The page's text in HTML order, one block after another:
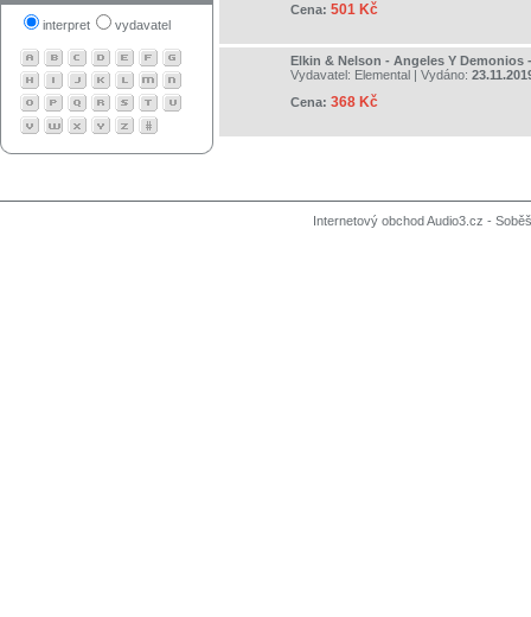
interpret vydavatel
Cena: 501 Kč
Elkin & Nelson - Angeles Y Demonios
Vydavatel: Elemental | Vydáno:
Cena: 368 Kč
Internetový obchod Audio3.cz -